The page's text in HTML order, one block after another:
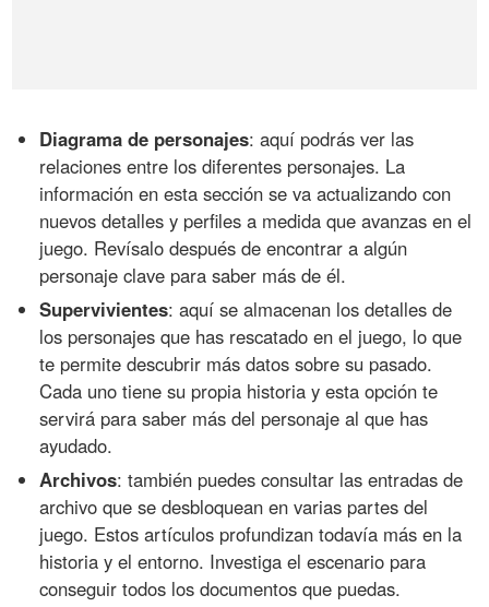
Diagrama de personajes: aquí podrás ver las
relaciones entre los diferentes personajes. La
información en esta sección se va actualizando con
nuevos detalles y perfiles a medida que avanzas en el
juego. Revísalo después de encontrar a algún
personaje clave para saber más de él.
Supervivientes: aquí se almacenan los detalles de
los personajes que has rescatado en el juego, lo que
te permite descubrir más datos sobre su pasado.
Cada uno tiene su propia historia y esta opción te
servirá para saber más del personaje al que has
ayudado.
Archivos: también puedes consultar las entradas de
archivo que se desbloquean en varias partes del
juego. Estos artículos profundizan todavía más en la
historia y el entorno. Investiga el escenario para
conseguir todos los documentos que puedas.